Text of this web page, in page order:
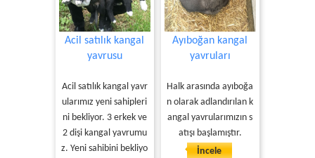
Acil satılık kangal
yavrusu
Acil satılık kangal yavr
ularımız yeni sahipleri
ni bekliyor. 3 erkek ve
2 dişi kangal yavrumu
z. Yeni sahibini bekliyo
Ayıboğan kangal
yavruları
Halk arasında ayıboğa
n olarak adlandırılan k
angal yavrularımızın s
atışı başlamıştır.
İncele